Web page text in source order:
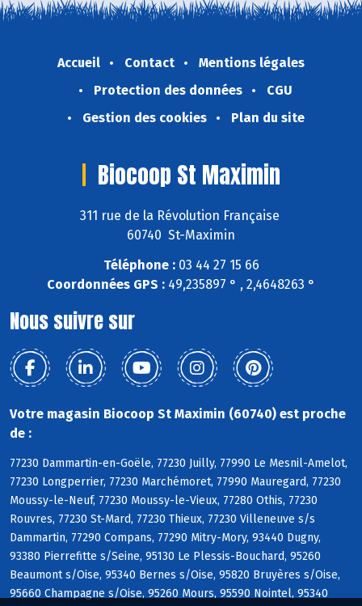
Accueil Contact
Mentions légales
Protection des données
CGU
Gestion des cookies
Plan du site
Biocoop St Maximin
311 rue de la Révolution Française
60740 St-Maximin
Téléphone :03 44 27 15 66
Coordonnées GPS : 49,235897 ° , 2,4648263 °
Nous suivre sur
Votre magasin Biocoop St Maximin (60740) est proche
de :
77230 Dammartin-en-Goële, 77230 Juilly, 77990 Le Mesnil-Amelot,
77230 Longperrier, 77230 Marchémoret, 77990 Mauregard, 77230
Moussy-le-Neuf, 77230 Moussy-le-Vieux, 77280 Othis, 77230
Rouvres, 77230 St-Mard, 77230 Thieux, 77230 Villeneuve s/s
Dammartin, 77290 Compans, 77290 Mitry-Mory, 93440 Dugny,
93380 Pierrefitte s/Seine, 95130 Le Plessis-Bouchard, 95260
Beaumont s/Oise, 95340 Bernes s/Oise, 95820 Bruyères s/Oise,
95660 Champagne s/Oise, 95260 Mours, 95590 Nointel, 95340